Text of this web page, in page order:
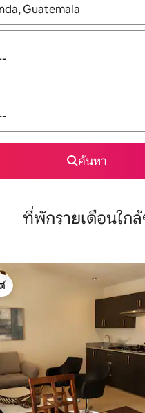
ลง หรือใช้การสัมผัสหรือปัด เพื่อส
ค้นหา
ที่พักรายเดือนใกล้